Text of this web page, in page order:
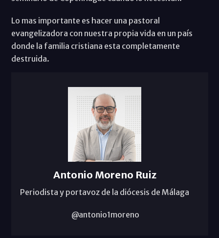
Lo mas importante es hacer una pastoral
evangelizadora con nuestra propia vida en un país
donde la familia cristiana esta completamente
destruida.
Antonio Moreno Ruiz
Periodista y portavoz de la diócesis de Málaga
@antonio1moreno